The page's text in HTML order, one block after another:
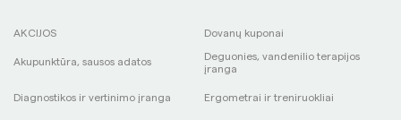
AKCIJOS Dovanų kuponai
Akupunktūra, sausos adatos
Deguonies, vandenilio terapijos
įranga
Diagnostikos ir vertinimo įranga Ergometrai ir treniruokliai